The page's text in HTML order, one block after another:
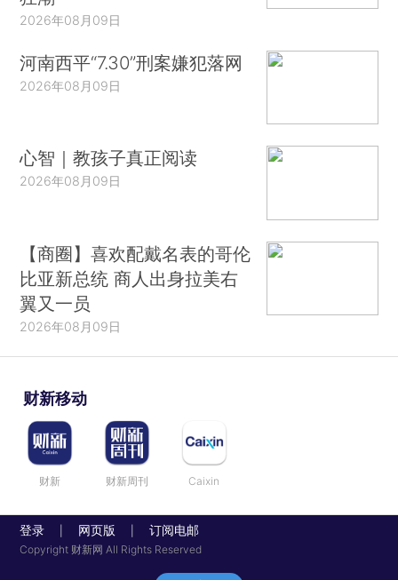
2026年08月09日
河南西平“7.30”刑案嫌犯落网
2026年08月09日
心智｜教孩子真正阅读
2026年08月09日
【商圈】喜欢配戴名表的哥伦
比亚新总统 商人出身拉美右
翼又一员
2026年08月09日
财新移动
财新 财新周刊 Caixin
登录 网页版 订阅电邮
Copyright 财新网 All Rights Reserved